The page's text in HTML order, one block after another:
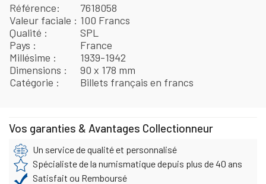
Référence
7618058
Valeur faciale
100 Francs
Qualité
SPL
Pays
France
Millésime
1939-1942
Dimensions
90 x 178 mm
Catégorie
Billets français en francs
Vos garanties & Avantages Collectionneur
Un service de qualité et personnalisé
Spécialiste de la numismatique depuis plus de 40 ans
Satisfait ou Remboursé